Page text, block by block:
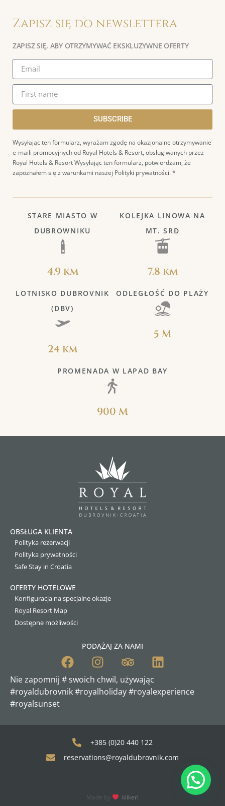
Zapisz się do newslettera
ZAPISZ SIĘ, ABY OTRZYMYWAĆ EKSKLUZYWNE OFERTY
SUBSCRIBE
Wysyłając ten formularz, wyrażam zgodę na okazjonalne otrzymywanie
e-maili promocyjnych od Royal Hotels & Resort, obsługiwanych przez
Royal Hotels & ResortWysyłając ten formularz, potwierdzam, że
zapoznałem się z warunkami naszej Polityki prywatności. *
STARE MIASTO W
DUBROWNIKU
4.9 km
KOLEJKA LINOWA NA
MT. SRĐ
7.8 km
LOTNISKO DUBROVNIK
(DBV)
24 km
ODLEGŁOŚĆ DO PLAŻY
5 M
PROMENADA W LAPAD BAY
900 M
OBSŁUGA KLIENTA
Polityka rezerwacji
Polityka prywatności
Safe Stay in Croatia
OFERTY HOTELOWE
Konfiguracja na specjalne okazje
Royal Resort Map
Dostępne możliwości
PODĄŻAJ ZA NAMI
Nie zapomnij # swoich chwil, używając
#royaldubrovnik #royalholiday#royalexperience
#royalsunset
+385 (0)20 440 122
reservations@royaldubrovnik.com
Made by klikeri